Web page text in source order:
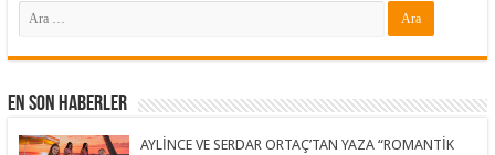
En Son Haberler
AYLİNCE VE SERDAR ORTAÇ’TAN YAZA “ROMANTİK